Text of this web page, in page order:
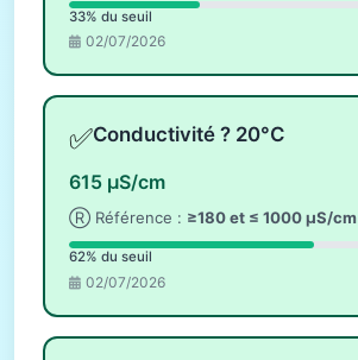
33% du seuil
02/07/2026
✅Conductivité ? 20°C
615 µS/cm
Ⓡ Référence : ≥180 et ≤ 1000 µS/cm
62% du seuil
02/07/2026